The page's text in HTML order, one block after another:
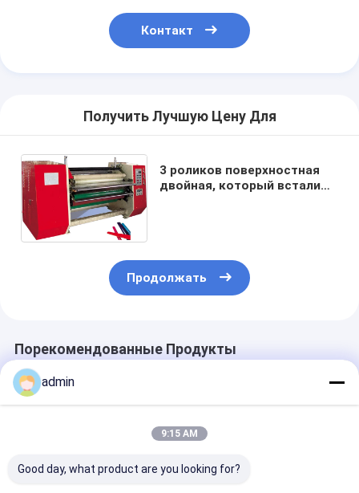
Контакт
Получить Лучшую Цену Для
3 роликов поверхностная
двойная, который встали
Продолжать
Порекомендованные Продукты
admin
9:15 AM
Good day, what product are you looking for?